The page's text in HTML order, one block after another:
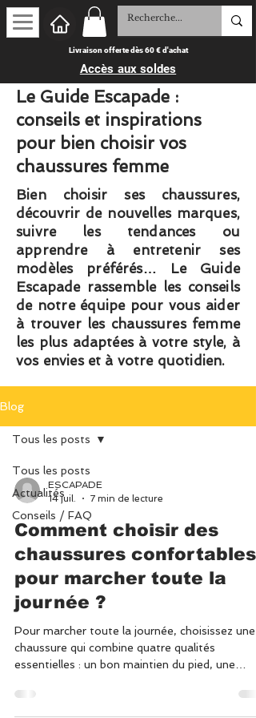
Livraison offerte dès 60 € d'achat
Accès aux soldes
Le Guide Escapade :
conseils et inspirations
pour bien choisir vos
chaussures femme
Bien choisir ses chaussures,
découvrir de nouvelles marques,
suivre les tendances ou
apprendre à entretenir ses
modèles préférés… Le Guide
Escapade rassemble les conseils
de notre équipe pour vous aider
à trouver les chaussures femme
les plus adaptées à votre style, à
vos envies et à votre quotidien.
Blog
Tous les posts
Actualités
Conseils / FAQ
Tous les posts
ESCAPADE
14 juil.
7 min de lecture
Comment choisir des
chaussures confortables
pour marcher toute la
journée ?
Pour marcher toute la journée, choisissez une
chaussure qui combine quatre qualités
essentielles : un bon maintien du pied, une
matériaux de qualité (comme le cuir souple) et
une pointure parfaitement adaptée. Une